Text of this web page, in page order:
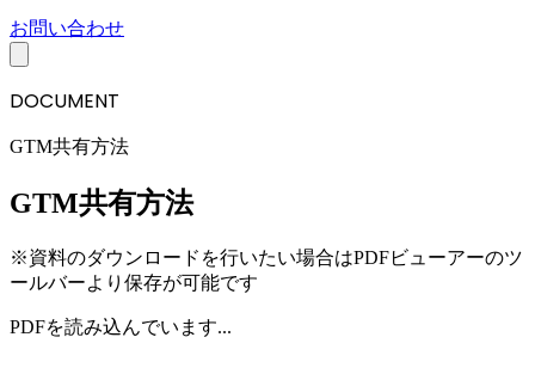
お問い合わせ
DOCUMENT
GTM共有方法
GTM共有方法
※資料のダウンロードを行いたい場合はPDFビューアーのツ
ールバーより保存が可能です
PDFを読み込んでいます...